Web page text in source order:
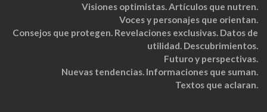
Visiones optimistas. Artículos que nutren.
Voces y personajes que orientan.
Consejos que protegen. Revelaciones exclusivas. Datos de
utilidad. Descubrimientos.
Futuro y perspectivas.
Nuevas tendencias. Informaciones que suman.
Textos que aclaran.